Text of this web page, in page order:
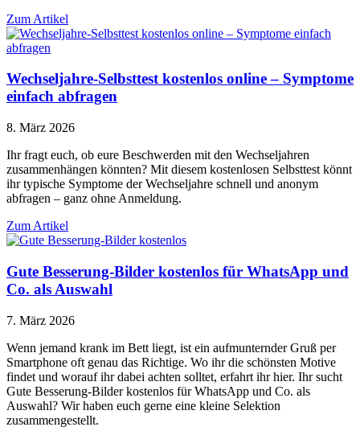
Zum Artikel
Wechseljahre-Selbsttest kostenlos online – Symptome
einfach abfragen
8. März 2026
Ihr fragt euch, ob eure Beschwerden mit den Wechseljahren
zusammenhängen könnten? Mit diesem kostenlosen Selbsttest könnt
ihr typische Symptome der Wechseljahre schnell und anonym
abfragen – ganz ohne Anmeldung.
Zum Artikel
Gute Besserung-Bilder kostenlos für WhatsApp und
Co. als Auswahl
7. März 2026
Wenn jemand krank im Bett liegt, ist ein aufmunternder Gruß per
Smartphone oft genau das Richtige. Wo ihr die schönsten Motive
findet und worauf ihr dabei achten solltet, erfahrt ihr hier. Ihr sucht
Gute Besserung-Bilder kostenlos für WhatsApp und Co. als
Auswahl? Wir haben euch gerne eine kleine Selektion
zusammengestellt.